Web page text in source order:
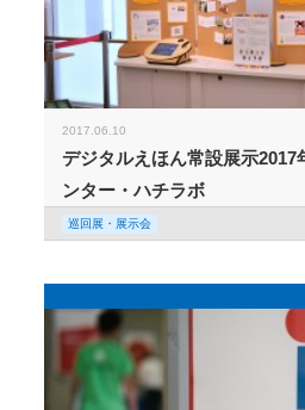
2017.06.10
デジタルえほん常設展示2017
ンター・ハチラボ
巡回展・展示会